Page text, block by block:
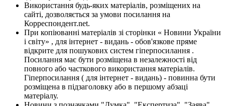
Використання будь-яких матеріалів, розміщених на
сайті, дозволяється за умови посилання на
Корреспондент.net.
При копіюванні матеріалів зі сторінки « Новини України
і світу» , для інтернет - видань - обов'язкове пряме
відкрите для пошукових систем гіперпосилання .
Посилання має бути розміщена в незалежності від
повного або часткового використання матеріалів.
Гіперпосилання ( для інтернет - видань) - повинна бути
розміщена в підзаголовку або в першому абзаці
матеріалу.